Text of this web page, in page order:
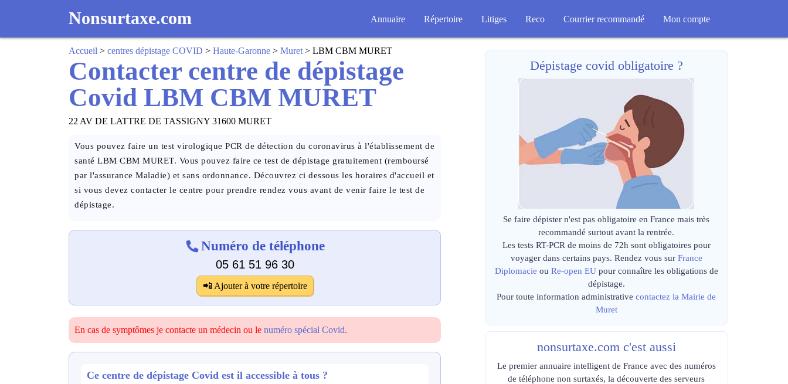
Nonsurtaxe.com Annuaire Répertoire Litiges Reco Courrier recommandé Mon compte
Accueil > centres dépistage COVID > Haute-Garonne > Muret > LBM CBM MURET
Contacter centre de dépistage
Covid LBM CBM MURET
22 AV DE LATTRE DE TASSIGNY 31600 MURET
Vous pouvez faire un test virologique PCR de détection du coronavirus à l'établissement de
santé LBM CBM MURET. Vous pouvez faire ce test de dépistage gratuitement (remboursé
par l'assurance Maladie) et sans ordonnance. Découvrez ci dessous les horaires d'accueil et
si vous devez contacter le centre pour prendre rendez vous avant de venir faire le test de
dépistage.
Numéro de téléphone
05 61 51 96 30
📲 Ajouter à votre répertoire
En cas de symptômes je contacte un médecin ou le numéro spécial Covid.
Ce centre de dépistage Covid est il accessible à tous ?
Dépistage covid obligatoire ?
Se faire dépister n'est pas obligatoire en France mais très
recommandé surtout avant la rentrée.
Les tests RT-PCR de moins de 72h sont obligatoires pour
voyager dans certains pays. Rendez vous sur France
Diplomacie ou Re-open EUpour connaître les obligations de
dépistage.
Pour toute information administrativecontactez la Mairie de
Muret
nonsurtaxe.com c'est aussi
Le premier annuaire intelligent de France avec des numéros
de téléphone non surtaxés, la découverte des serveurs